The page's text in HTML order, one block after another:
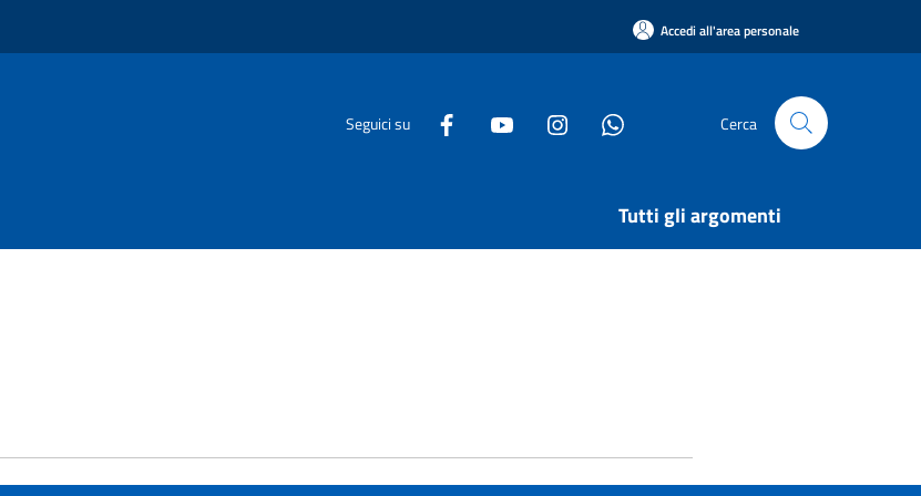
Accedi all'area personale
Seguici su Cerca
Tutti gli argomenti